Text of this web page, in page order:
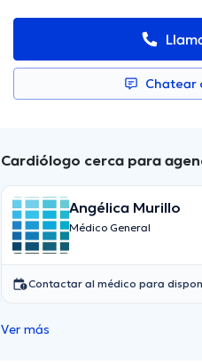
Chatear
Cardiólogo cerca para
Angélica Murillo
Médico General
Contactar al médico para
Ver más